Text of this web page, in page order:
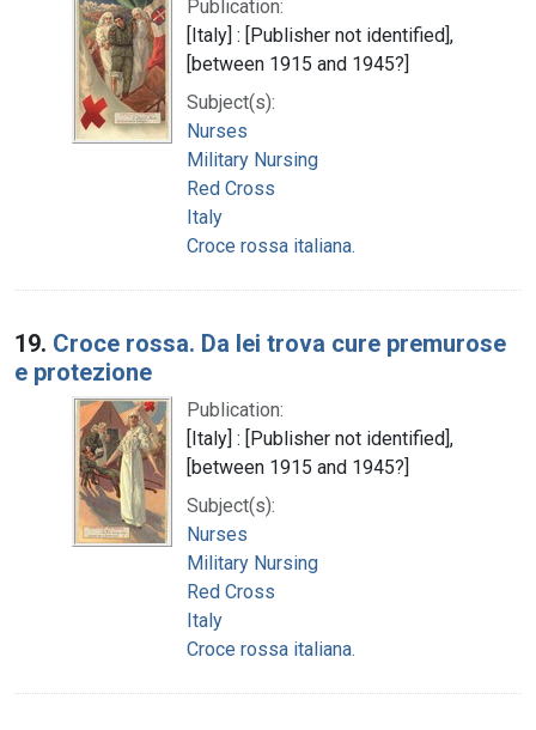
Publication:
[Italy] : [Publisher not identified],
[between 1915 and 1945?]
Subject(s):
Nurses
Military Nursing
Red Cross
Italy
Croce rossa italiana.
19. Croce rossa. Da lei trova cure premurose
e protezione
Publication:
[Italy] : [Publisher not identified],
[between 1915 and 1945?]
Subject(s):
Nurses
Military Nursing
Red Cross
Italy
Croce rossa italiana.